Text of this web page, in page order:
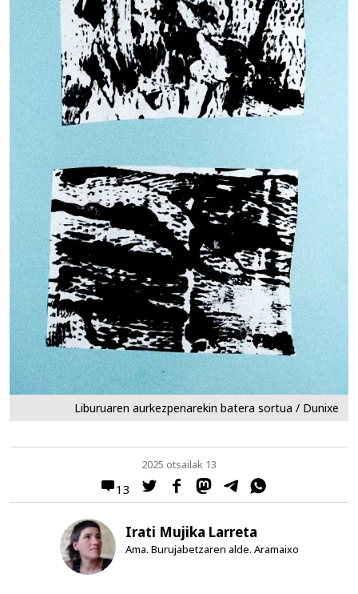
Liburuaren aurkezpenarekin batera sortua / Dunixe
13
2025 otsailak 13
Irati Mujika Larreta
Ama. Burujabetzaren alde. Aramaixo